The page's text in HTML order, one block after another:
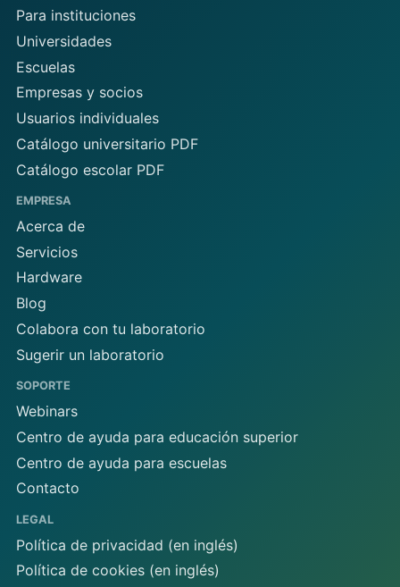
Para instituciones
Universidades
Escuelas
Empresas y socios
Usuarios individuales
Catálogo universitario PDF
Catálogo escolar PDF
EMPRESA
Acerca de
Servicios
Hardware
Blog
Colabora con tu laboratorio
Sugerir un laboratorio
SOPORTE
Webinars
Centro de ayuda para educación superior
Centro de ayuda para escuelas
Contacto
LEGAL
Política de privacidad (en inglés)
Política de cookies (en inglés)